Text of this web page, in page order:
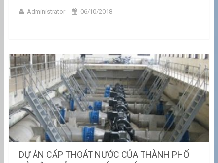
Administrator 06/10/2018
DỰ ÁN CẤP THOÁT NƯỚC CỦA THÀNH PHỐ